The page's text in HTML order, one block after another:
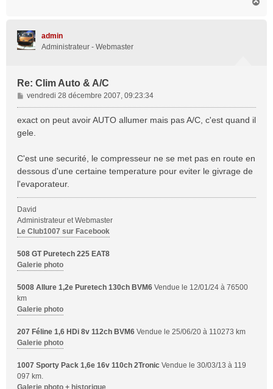
admin
Administrateur - Webmaster
Re: Clim Auto & A/C
M
e
s
s
a
e
vendredi 28 décembre 2007, 09:23:34
exact on peut avoir AUTO allumer mais pas A/C, c'est quand il
gele.
C'est une securité, le compresseur ne se met pas en route en
dessous d'une certaine temperature pour eviter le givrage de
l'evaporateur.
David
Administrateur et Webmaster
Le Club1007 sur Facebook
508 GT Puretech 225 EAT8
Galerie photo
5008 Allure 1,2e Puretech 130ch BVM6 Vendue le 12/01/24 à 76500
km
Galerie photo
207 Féline 1,6 HDi 8v 112ch BVM6 Vendue le 25/06/20 à 110273 km
Galerie photo
1007 Sporty Pack 1,6e 16v 110ch 2Tronic Vendue le 30/03/13 à 119
097 km.
Galerie photo + historique